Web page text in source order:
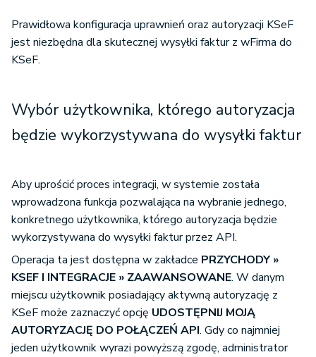
Prawidłowa konfiguracja uprawnień oraz autoryzacji KSeF
jest niezbędna dla skutecznej wysyłki faktur z wFirma do
KSeF.
Wybór użytkownika, którego autoryzacja
będzie wykorzystywana do wysyłki faktur
Aby uprościć proces integracji, w systemie została
wprowadzona funkcja pozwalająca na wybranie jednego,
konkretnego użytkownika, którego autoryzacja będzie
wykorzystywana do wysyłki faktur przez API.
Operacja ta jest dostępna w zakładce PRZYCHODY »
KSEF I INTEGRACJE » ZAAWANSOWANE. W danym
miejscu użytkownik posiadający aktywną autoryzację z
KSeF może zaznaczyć opcję UDOSTĘPNIJ MOJĄ
AUTORYZACJĘ DO POŁĄCZEŃ API. Gdy co najmniej
jeden użytkownik wyrazi powyższą zgodę, administrator